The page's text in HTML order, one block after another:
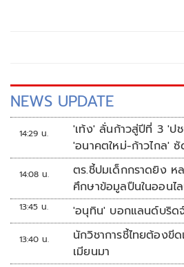
NEWS UPDATE
14:29 น.
'เท้ง' ลั่นก้าวสู่ปีที่ 3 'ป
'อนาคตใหม่-ก้าวไกล' ซั
หลักนิติรัฐ-นิติธรรมสั่น
14:08 น.
ตร.ชี้ปมเด็กกราดยิง ห
ศึกษาข้อมูลปืนในออนไ
13:45 น. 'อนุทิน' บอกแลนด์บริด
13:40 น.
นักวิชาการชี้ไทยต้องขี
เมียนมา